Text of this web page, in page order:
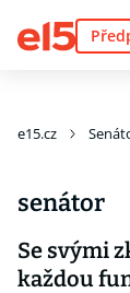
e15.cz
senátor
Se svými
každou